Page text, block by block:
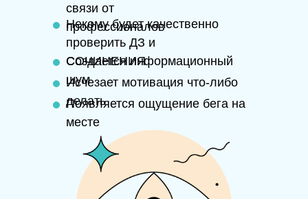
связи от
профессионалов
Некому будет качественно
проверить ДЗ и
СОЧИНЕНИЯ
Создается информационный
шум
Исчезает мотивация что-либо
делать
Появляется ощущение бега на
месте